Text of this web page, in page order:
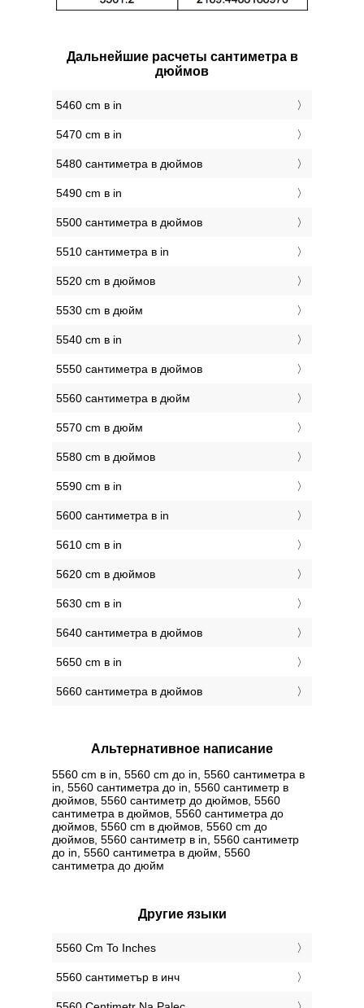
Дальнейшие расчеты сантиметра в
дюймов
5460 cm в in
5470 cm в in
5480 сантиметра в дюймов
5490 cm в in
5500 сантиметра в дюймов
5510 сантиметра в in
5520 cm в дюймов
5530 cm в дюйм
5540 cm в in
5550 сантиметра в дюймов
5560 сантиметра в дюйм
5570 cm в дюйм
5580 cm в дюймов
5590 cm в in
5600 сантиметра в in
5610 cm в in
5620 cm в дюймов
5630 cm в in
5640 сантиметра в дюймов
5650 cm в in
5660 сантиметра в дюймов
Альтернативное написание
5560 cm в in, 5560 cm до in, 5560 сантиметра в
in, 5560 сантиметра до in, 5560 сантиметр в
дюймов, 5560 сантиметр до дюймов, 5560
сантиметра в дюймов, 5560 сантиметра до
дюймов, 5560 cm в дюймов, 5560 cm до
дюймов, 5560 сантиметр в in, 5560 сантиметр
до in, 5560 сантиметра в дюйм, 5560
сантиметра до дюйм
Другие языки
‎5560 Cm To Inches
‎5560 сантиметър в инч